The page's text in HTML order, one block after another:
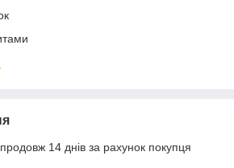
14 днів за рахунок покупця